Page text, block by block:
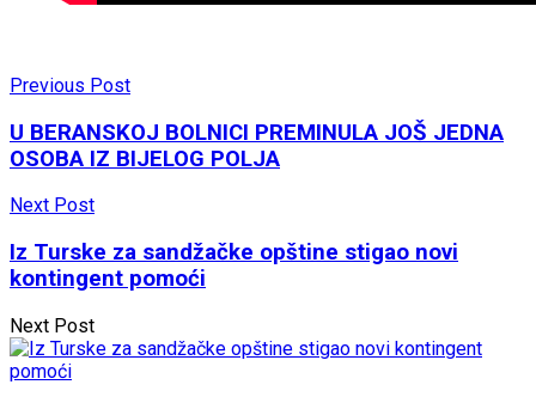
Previous Post
U BERANSKOJ BOLNICI PREMINULA JOŠ JEDNA
OSOBA IZ BIJELOG POLJA
Next Post
Iz Turske za sandžačke opštine stigao novi
kontingent pomoći
Next Post